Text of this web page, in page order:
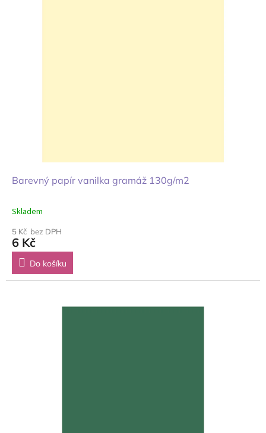
Barevný papír vanilka gramáž 130g/m2
Skladem
5 Kč bez DPH
6 Kč
Do košíku